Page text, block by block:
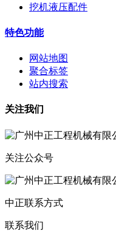
挖机液压配件
特色功能
网站地图
聚合标签
站内搜索
关注我们
关注公众号
中正联系方式
联系我们